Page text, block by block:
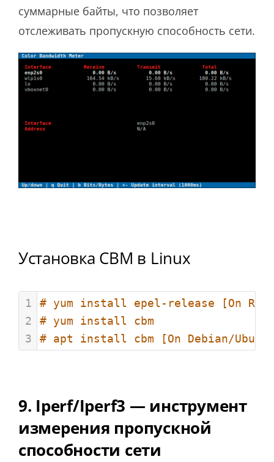
суммарные байты, что позволяет
отслеживать пропускную способность сети.
Установка CBM в Linux
1
# yum install epel-release [On
2
# yum install cbm
3
# apt install cbm [On Debian/
9. Iperf/Iperf3 — инструмент
измерения пропускной
способности сети